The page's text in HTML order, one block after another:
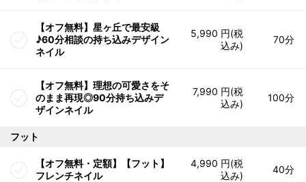
【オフ無料】星ヶ丘で最安級
♪60分相談の持ち込みデザイン
ネイル
5,990 円(税
込み)
70分
【オフ無料】理想の可愛さをそ
のまま再現◎90分持ち込みデ
ザインネイル
7,990 円(税
込み)
100分
フット
【オフ無料・定額】【フット】
フレンチネイル
4,990 円(税
込み)
40分